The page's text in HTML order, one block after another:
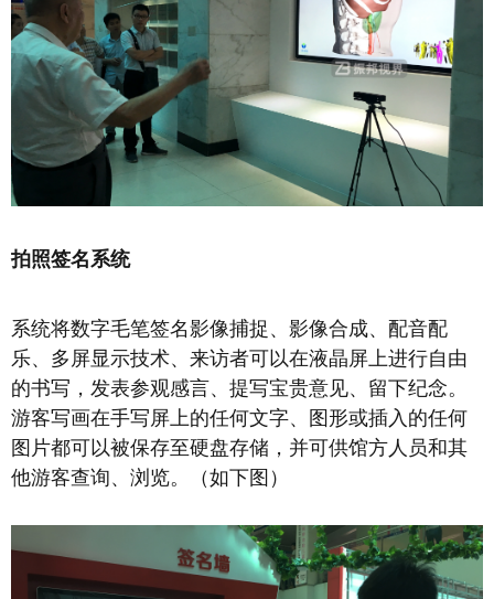
拍照签名系统
系统将数字毛笔签名影像捕捉、影像合成、配音配
乐、多屏显示技术、来访者可以在液晶屏上进行自由
的书写，发表参观感言、提写宝贵意见、留下纪念。
游客写画在手写屏上的任何文字、图形或插入的任何
图片都可以被保存至硬盘存储，并可供馆方人员和其
他游客查询、浏览。（如下图）